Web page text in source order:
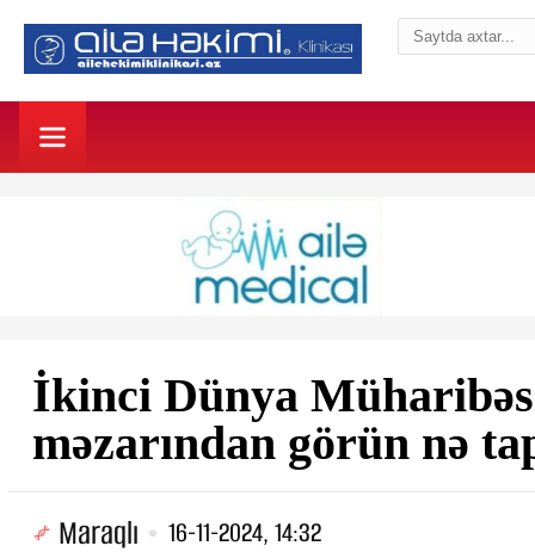
İkinci Dünya
məzarından görün nə
Maraqlı 16-11-2024, 14:32